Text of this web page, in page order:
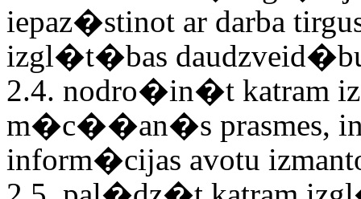
iepaz�stinot ar darba
izgl�t�bas
2.4. nodro�in�t katram
m�c��an�s prasmes,
inform�cijas avotu